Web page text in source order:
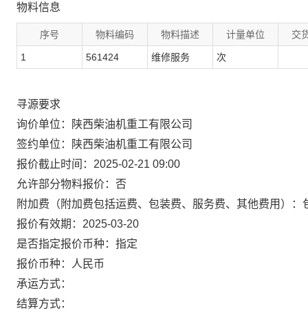
物料信息
序号 物料编码 物料描述 计量单位 交
1 561424 维修服务 次
寻源要求
询价单位：陕西柴油机重工有限公司
签约单位：陕西柴油机重工有限公司
报价截止时间：2025-02-21 09:00
允许部分物料报价：否
附加费（附加费包括运费、包装费、服务费、其他费用）：
报价有效期：2025-03-20
是否指定报价币种：指定
报价币种：人民币
承运方式：
结算方式：